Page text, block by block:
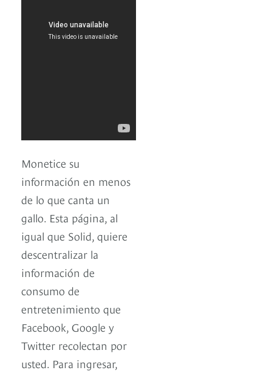
Monetice su
información en menos
de lo que canta un
gallo. Esta página, al
igual que Solid, quiere
descentralizar la
información de
consumo de
entretenimiento que
Facebook, Google y
Twitter recolectan por
usted. Para ingresar,